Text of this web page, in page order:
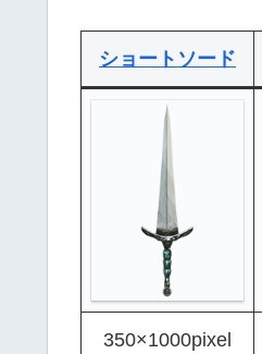
ショートソード
350×1000pixel